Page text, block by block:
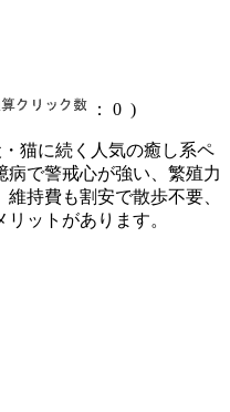
： 0 )
猫に続く人気の癒し系ペ
病で警戒心が強い、繁殖力
持費も割安で散歩不要、
ットがあります。